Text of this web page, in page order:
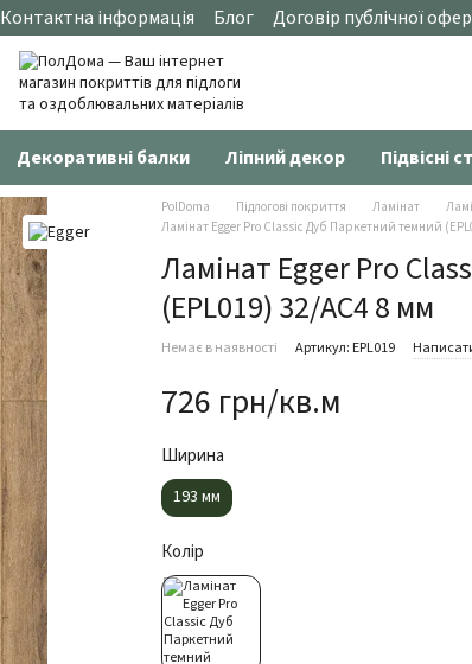
Контактна інформація Блог Договір публічної
Декоративні балки Ліпний декор Підвісні
PolDoma Підлогові покриття Ламінат
Ламінат Egger Pro Classic Дуб Паркетний темний
Ламінат Egger Pro
(EPL019) 32/AC4 8 мм
Немає в наявності Артикул: EPL019
726 грн/кв.м
Ширина
193 мм
Колір